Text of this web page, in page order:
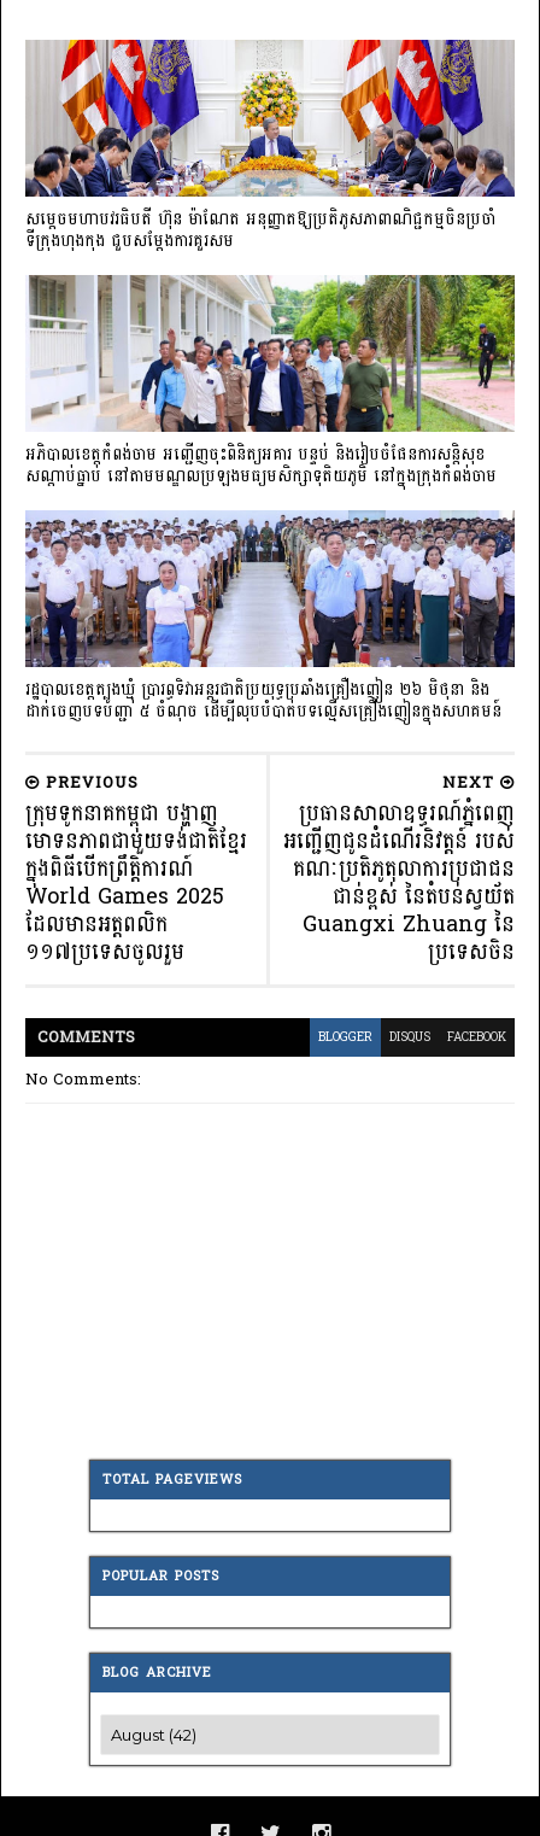
សម្តេចមហាបវរធិបតី ហ៊ុន ម៉ាណែត អនុញ្ញាតឱ្យប្រតិភូសភាពាណិជ្ជកម្មចិន​ប្រចាំ
ទីក្រុងហុងកុង ជួបសម្តែងការគួរសម
អភិបាលខេត្តកំពង់ចាម អញ្ជើញចុះពិនិត្យអគារ បន្ទប់ និងរៀបចំផែនការសន្តិសុខ
សណ្តាប់ធ្នាប់ នៅតាមមណ្ឌលប្រឡងមធ្យមសិក្សាទុតិយភូមិ នៅក្នុងក្រុងកំពង់ចាម
រដ្ឋបាលខេត្តត្បូងឃ្មុំ ប្រារព្ធទិវាអន្តរជាតិប្រយុទ្ធប្រឆាំងគ្រឿងញៀន ២៦ មិថុនា និង
ដាក់ចេញបទបញ្ជា ៥ ចំណុច ដើម្បីលុបបំបាត់បទល្មើសគ្រឿងញៀនក្នុងសហគមន៍
NEXT
ប្រធានសាលាឧទ្ធរណ៍ភ្នំពេញ
អញ្ជើញជូនដំណើរនិវត្តន៍ របស់
គណៈប្រតិភូតុលាការប្រជាជន
ជាន់ខ្ពស់ នៃតំបន់ស្វយ័ត
Guangxi Zhuang នៃ
ប្រទេសចិន
PREVIOUS
ក្រុមទូកនាគកម្ពុជា បង្ហាញ
មោទនភាពជាមួយទង់ជាតិខ្មែរ
ក្នុងពិធីបើកព្រឹត្តិការណ៍
World Games 2025
ដែលមានអត្តពលិក
១១៧ប្រទេសចូលរួម
COMMENTS BLOGGER DISQUS FACEBOOK
No Comments:
TOTAL PAGEVIEWS
POPULAR POSTS
BLOG ARCHIVE